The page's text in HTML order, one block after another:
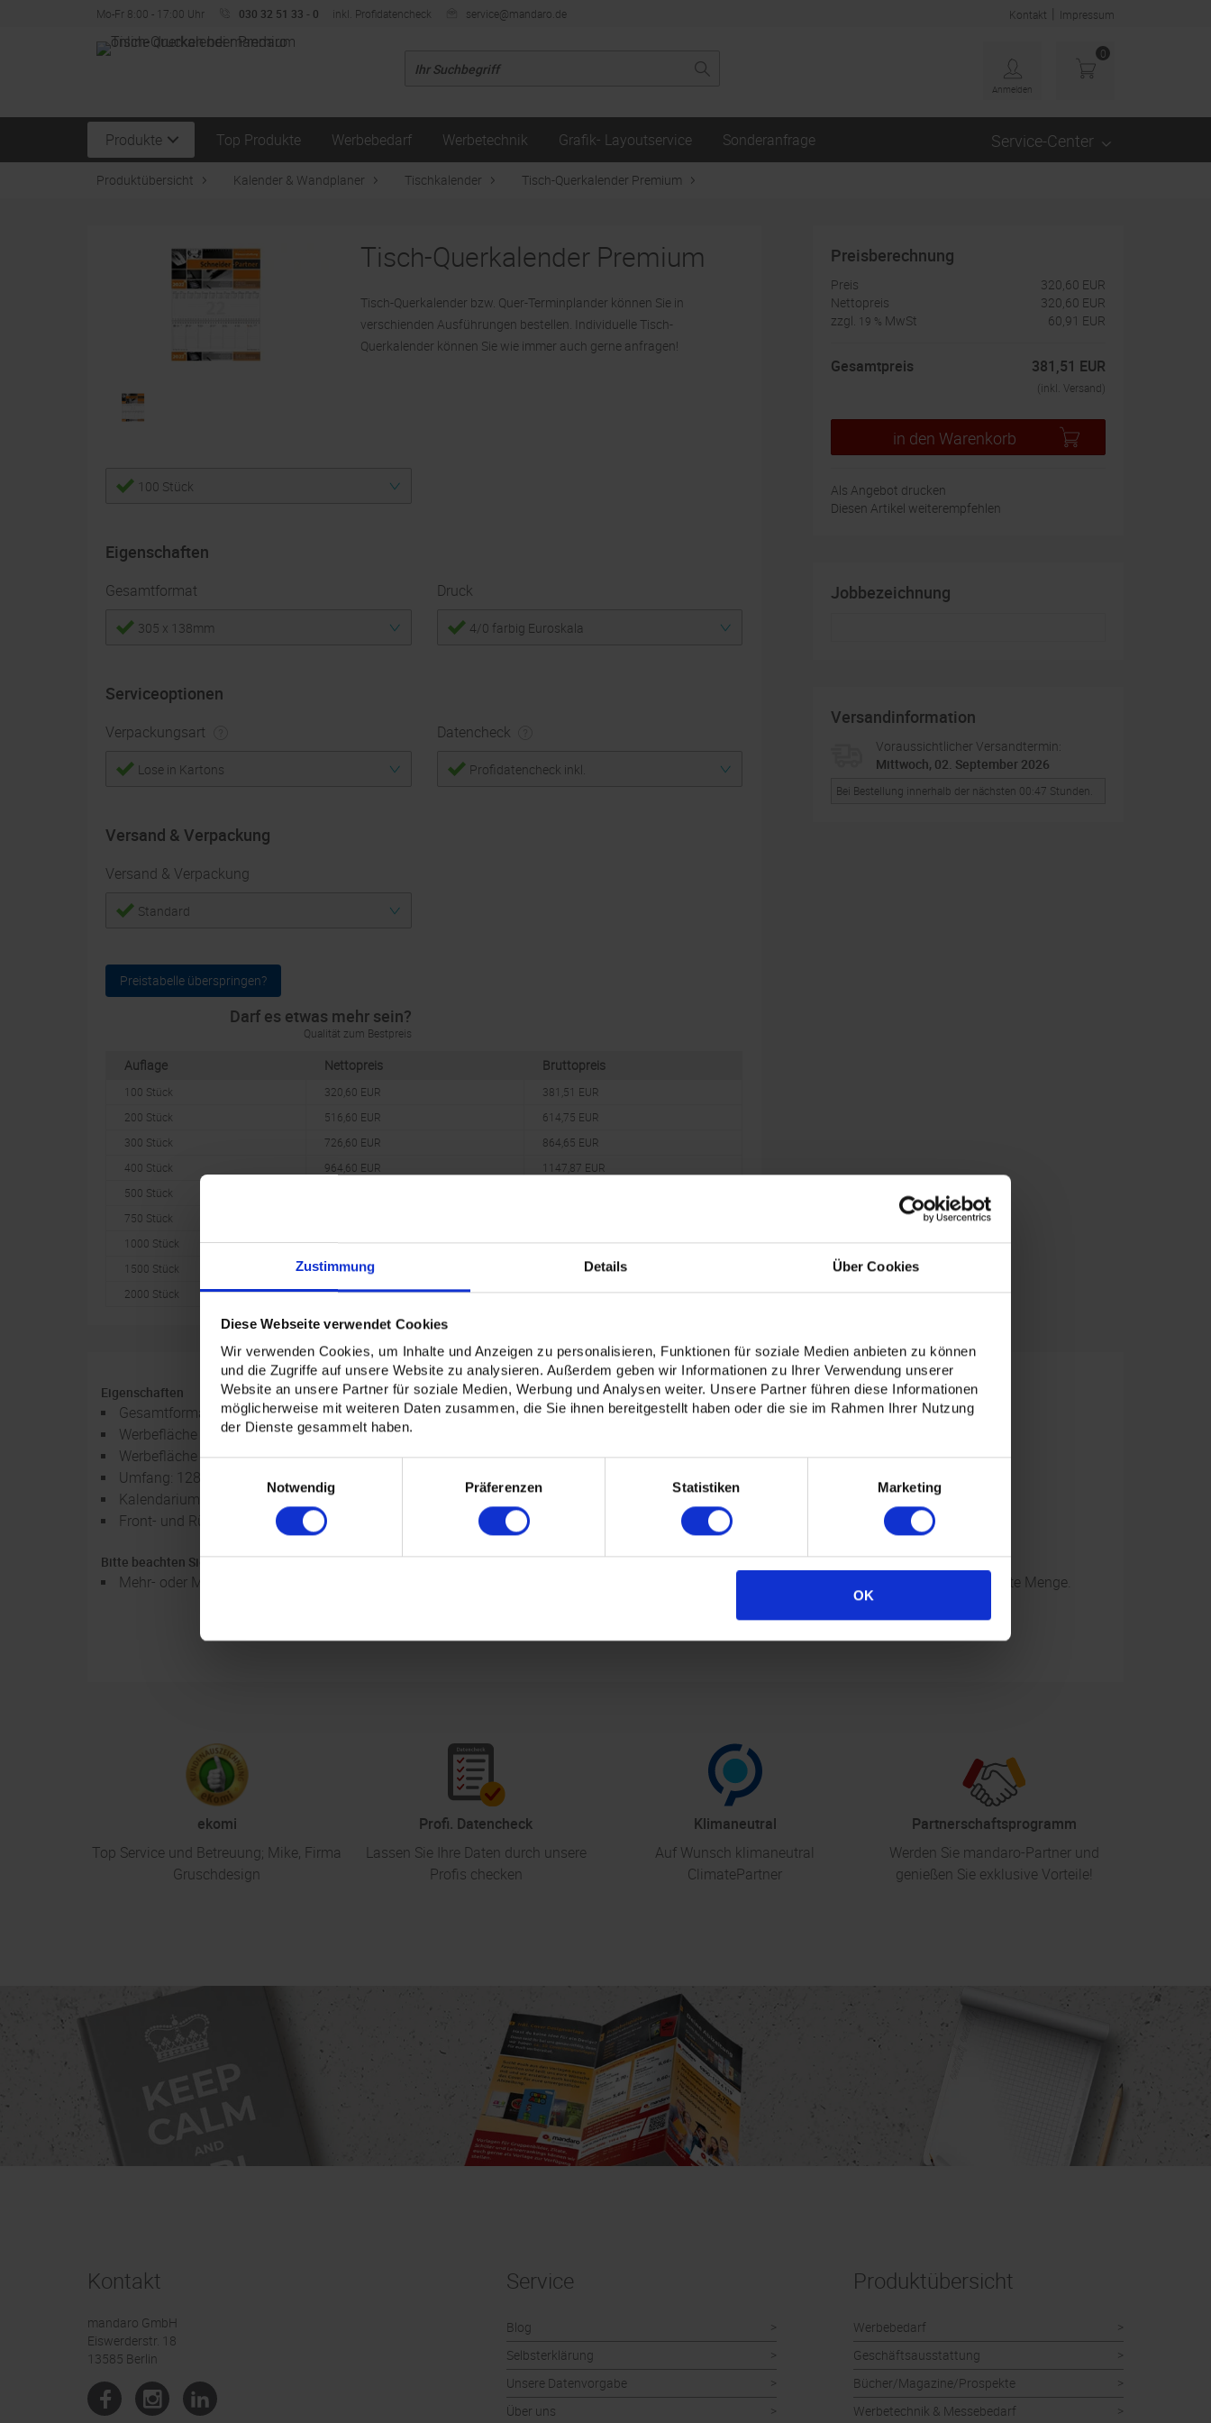
Zustimmung Details Über Cookies
Diese Webseite verwendet Cookies
Wir verwenden Cookies, um Inhalte und Anzeigen zu personalisieren, Funktionen für soziale Medien anbieten zu können
und die Zugriffe auf unsere Website zu analysieren. Außerdem geben wir Informationen zu Ihrer Verwendung unserer
Website an unsere Partner für soziale Medien, Werbung und Analysen weiter. Unsere Partner führen diese Informationen
möglicherweise mit weiteren Daten zusammen, die Sie ihnen bereitgestellt haben oder die sie im Rahmen Ihrer Nutzung
der Dienste gesammelt haben.
Notwendig
Präferenzen Statistiken Marketing
OK
Mo-Fr 8:00 - 17:00 Uhr 030 32 51 33 - 0 inkl. Profidatencheck service@mandaro.de Kontakt Impressum
Anmelden
0
Produkte Top Produkte Werbebedarf Werbetechnik Grafik- Layoutservice Sonderanfrage Service-Center
Produktübersicht Kalender & Wandplaner Tischkalender Tisch-Querkalender Premium
Tisch-Querkalender Premium
Tisch-Querkalender bzw. Quer-Terminplander können Sie in
verschienden Ausführungen bestellen. Individuelle Tisch-
Querkalender können Sie wie immer auch gerne anfragen!
100 Stück
Eigenschaften
Gesamtformat
305 x 138mm
Druck
4/0 farbig Euroskala
Serviceoptionen
Verpackungsart
Lose in Kartons
Datencheck
Profidatencheck inkl.
Versand & Verpackung
Versand & Verpackung
Standard
Auflage
Darf es etwas mehr sein?
Qualität zum Bestpreis
Preistabelle überspringen?
Auflage Nettopreis Bruttopreis
100 Stück 320,60 EUR
381,51 EUR
200 Stück
516,60 EUR
614,75 EUR
300 Stück
726,60 EUR
864,65 EUR
400 Stück
964,60 EUR
1147,87 EUR
500 Stück
750 Stück
1000 Stück
2086,00 EUR
2482,34 EUR
1500 Stück
3045,00 EUR
3623,55 EUR
2000 Stück
3819,20 EUR 4544,85 EUR
Preisberechnung
Preis
320,60 EUR
Nettopreis
320,60 EUR
zzgl. 19 % MwSt 60,91 EUR
Gesamtpreis 381,51 EUR
(inkl. Versand)
in den Warenkorb
Als Angebot drucken
Diesen Artikel weiterempfehlen
Jobbezeichnung
Versandinformation
Voraussichtlicher Versandtermin:
Mittwoch, 02. September 2026
Bei Bestellung innerhalb der nächsten 00:47 Stunden.
Eigenschaften
Gesamtformat: 305 x 138mm
Werbefläche Oberteil: 305 x 107mm
Werbefläche Unterteil: 305 x 30mm
Umfang: 128 Seiten, 1 Woche auf zwei Seiten, mit Jahresübersicht auf jedem Blatt
Kalendarium: 2-farbig (schwarz/rot)
Front- und Rückteil aus hochwertigem 335g-Karton
Bitte beachten Sie!
Mehr- oder Minderlieferungen bei bedruckter Ware bis 10 % der bestellten Auflage behalten wir uns vor. Berechnet wird die tatsächlich gelieferte Menge.
ekomi
Top Service und Betreuung; Mike, Firma
Gruschdesign
Profi. Datencheck
Lassen Sie Ihre Daten durch unsere
Profis checken
Klimaneutral
Auf Wunsch klimaneutral
ClimatePartner
Partnerschaftsprogramm
Werden Sie mandaro-Partner und
genießen Sie exklusive Vorteile!
Kontakt
mandaro GmbH
Eiswerderstr. 18
13585 Berlin
Produktübersicht
Werbebedarf
Geschäftsausstattung
Bücher/Magazine/Prospekte
Werbetechnik & Messebedarf
Service
Blog
Selbsterklärung
Unsere Datenvorgabe
Über uns